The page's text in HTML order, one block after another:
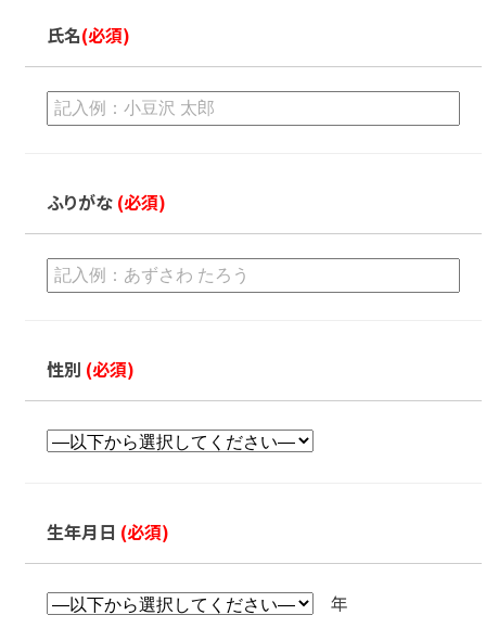
氏名(必須)
ふりがな (必須)
性別 (必須)
生年月日 (必須)
年